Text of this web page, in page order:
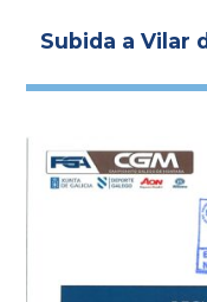
Subida a Vilar